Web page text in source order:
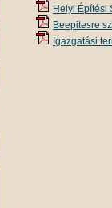
Helyi Építési
Beepitesre
Igazgatási